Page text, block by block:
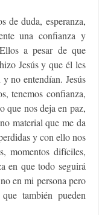
de duda, esperanza,
una confianza y
a pesar de que
Jesús y que él les
no entendían. Jesús
tenemos confianza,
que nos deja en paz,
material que me da
y con ello nos
momentos difíciles,
en que todo seguirá
en mi persona pero
también pueden